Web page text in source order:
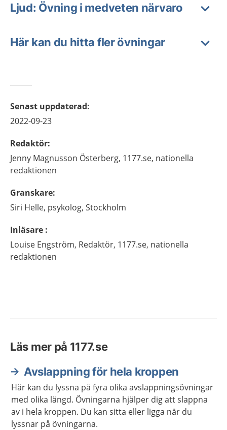
Ljud: Övning i medveten närvaro
Här kan du hitta fler övningar
Senast uppdaterad:
2022-09-23
Redaktör:
Jenny Magnusson Österberg, 1177.se, nationella
redaktionen
Granskare:
Siri Helle, psykolog, Stockholm
Inläsare :
Louise Engström, Redaktör, 1177.se, nationella
redaktionen
Läs mer på 1177.se
Avslappning för hela kroppen
Här kan du lyssna på fyra olika avslappningsövningar
med olika längd. Övningarna hjälper dig att slappna
av i hela kroppen. Du kan sitta eller ligga när du
lyssnar på övningarna.